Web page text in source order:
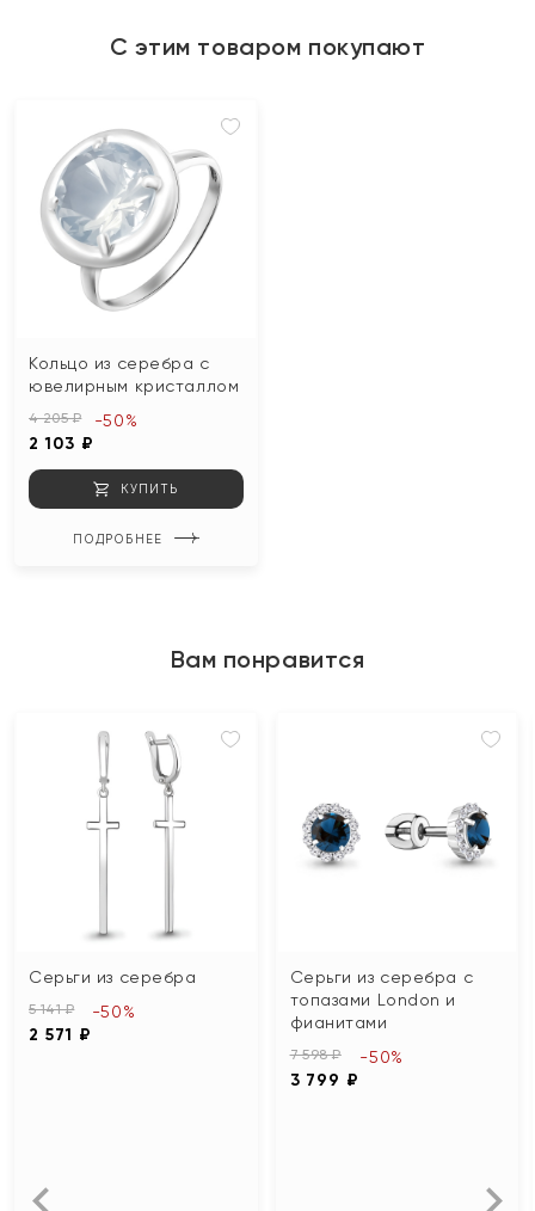
С этим товаром покупают
Кольцо из серебра с
ювелирным кристаллом
4 205 ₽
2 103 ₽
-50%
КУПИТЬ
ПОДРОБНЕЕ
Вам понравится
Серьги из серебра
5 141 ₽
2 571 ₽
-50%
Серьги из серебра с
топазами London и
фианитами
7 598 ₽
3 799 ₽
-50%